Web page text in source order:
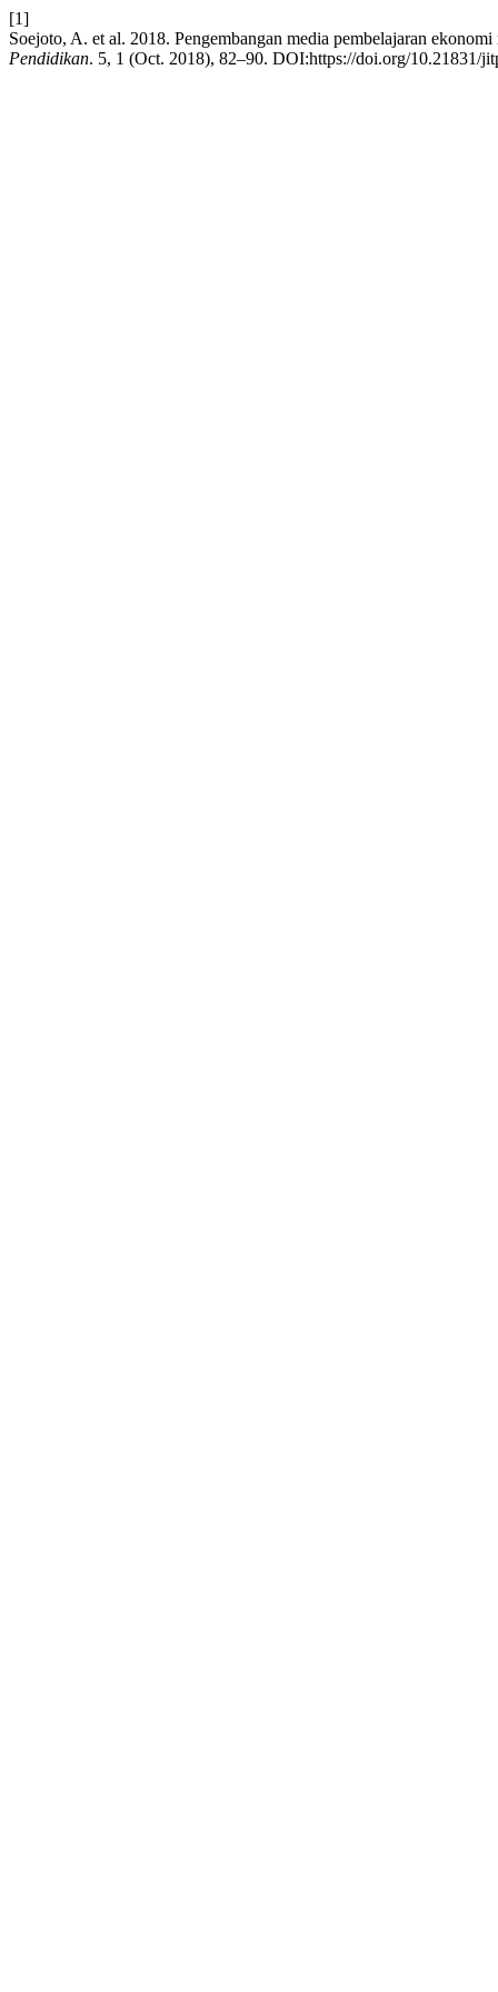
[1]
Soejoto, A. et al. 2018. Pengembangan media pembelajaran
Pendidikan. 5, 1 (Oct. 2018), 82–90. DOI:https://doi.org/10.21831/